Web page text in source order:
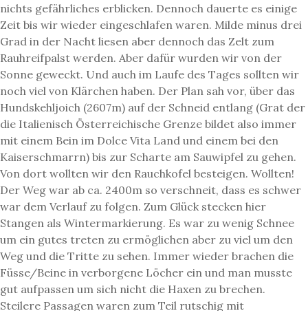
nichts gefährliches erblicken. Dennoch dauerte es einige
Zeit bis wir wieder eingeschlafen waren. Milde minus drei
Grad in der Nacht liesen aber dennoch das Zelt zum
Rauhreifpalst werden. Aber dafür wurden wir von der
Sonne geweckt. Und auch im Laufe des Tages sollten wir
noch viel von Klärchen haben. Der Plan sah vor, über das
Hundskehljoich (2607m) auf der Schneid entlang (Grat der
die Italienisch Österreichische Grenze bildet also immer
mit einem Bein im Dolce Vita Land und einem bei den
Kaiserschmarrn) bis zur Scharte am Sauwipfel zu gehen.
Von dort wollten wir den Rauchkofel besteigen. Wollten!
Der Weg war ab ca. 2400m so verschneit, dass es schwer
war dem Verlauf zu folgen. Zum Glück stecken hier
Stangen als Wintermarkierung. Es war zu wenig Schnee
um ein gutes treten zu ermöglichen aber zu viel um den
Weg und die Tritte zu sehen. Immer wieder brachen die
Füsse/Beine in verborgene Löcher ein und man musste
gut aufpassen um sich nicht die Haxen zu brechen.
Steilere Passagen waren zum Teil rutschig mit